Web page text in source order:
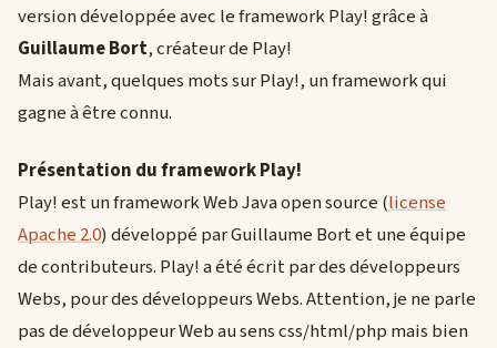
version développée avec le framework Play! grâce à
Guillaume Bort, créateur de Play!
Mais avant, quelques mots sur Play!, un framework qui
gagne à être connu.
Présentation du framework Play!
Play! est un framework Web Java open source (license
Apache 2.0) développé par Guillaume Bort et une équipe
de contributeurs. Play! a été écrit par des développeurs
Webs, pour des développeurs Webs. Attention, je ne parle
pas de développeur Web au sens css/html/php mais bien